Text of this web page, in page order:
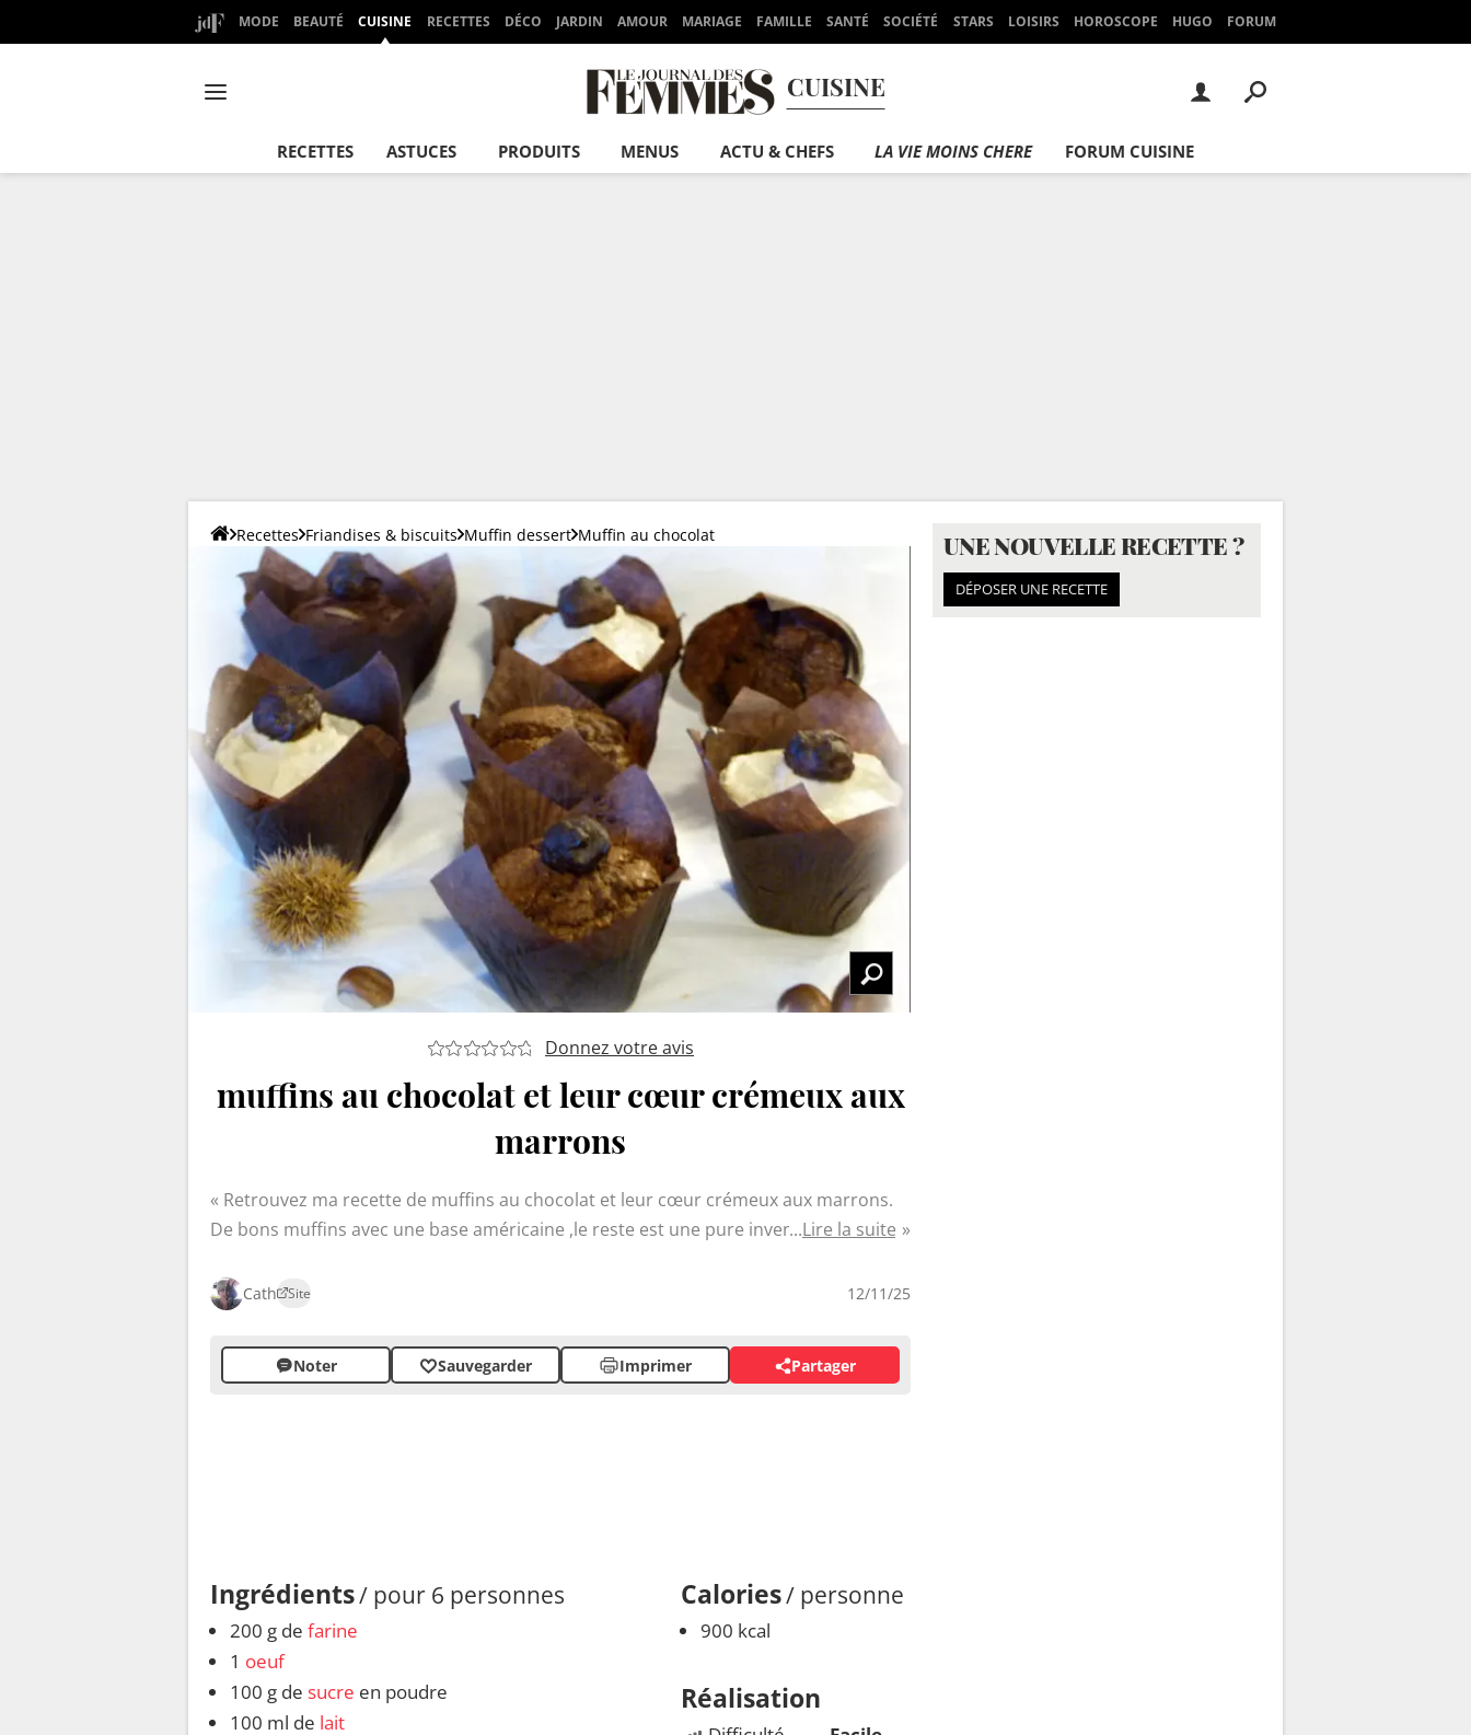
MODE BEAUTÉ CUISINE RECETTES DÉCO JARDIN AMOUR MARIAGE FAMILLE SANTÉ SOCIÉTÉ STARS LOISIRS HOROSCOPE HUGO FORUM
CUISINE
RECETTES ASTUCES PRODUITS MENUS ACTU & CHEFS LA VIE MOINS CHERE FORUM CUISINE
Recettes Friandises & biscuits Muffin dessert Muffin au chocolat
Donnez votre avis
muffins au chocolat et leur cœur crémeux aux
marrons
Retrouvez ma recette de muffins au chocolat et leur cœur crémeux aux marrons.
De bons muffins avec une base américaine ,le reste est une pure invention de ma
feront fondre de plaisir !
Lire la suite
Cath Site 12/11/25
Noter Sauvegarder Imprimer Partager
Ingrédients/ pour 6 personnes
200 g de farine
1 oeuf
100 g de sucre en poudre
100 ml de lait
Calories/ personne
900 kcal
Réalisation
UNE NOUVELLE RECETTE ?
DÉPOSER UNE RECETTE